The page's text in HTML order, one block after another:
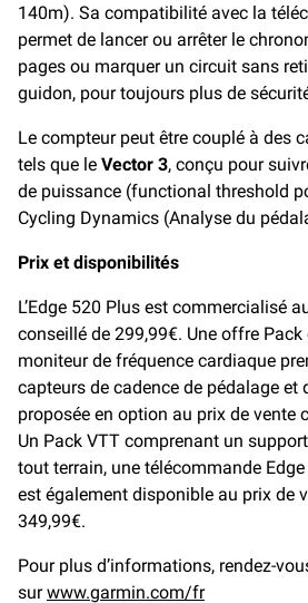
140m). Sa compatibilité avec la
permet de lancer ou arrêter le
pages ou marquer un circuit sans
guidon, pour toujours plus de
Le compteur peut être couplé à des
tels que le Vector 3, conçu pour
de puissance (functional threshold
Cycling Dynamics (Analyse du
Prix et disponibilités
L’Edge 520 Plus est commercialisé
conseillé de 299,99€. Une offre
moniteur de fréquence cardiaque
capteurs de cadence de pédalage et
proposée en option au prix de vente
Un Pack VTT comprenant un
tout terrain, une télécommande
est également disponible au prix de
349,99€.
Pour plus d’informations, rendez-
surwww.garmin.com/fr